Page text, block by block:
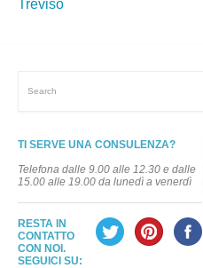
Treviso
TI SERVE UNA CONSULENZA?
Telefona dalle 9.00 alle 12.30 e dalle
15.00 alle 19.00 da lunedì a venerdì
RESTA IN
CONTATTO
CON NOI.
SEGUICI SU: